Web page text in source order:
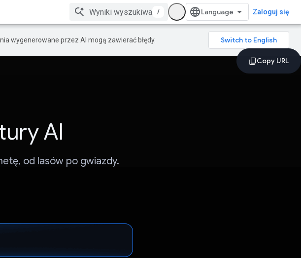
/ Zaloguj się
wygenerowane przez AI mogą zawierać błędy.
AI
od lasów po gwiazdy.